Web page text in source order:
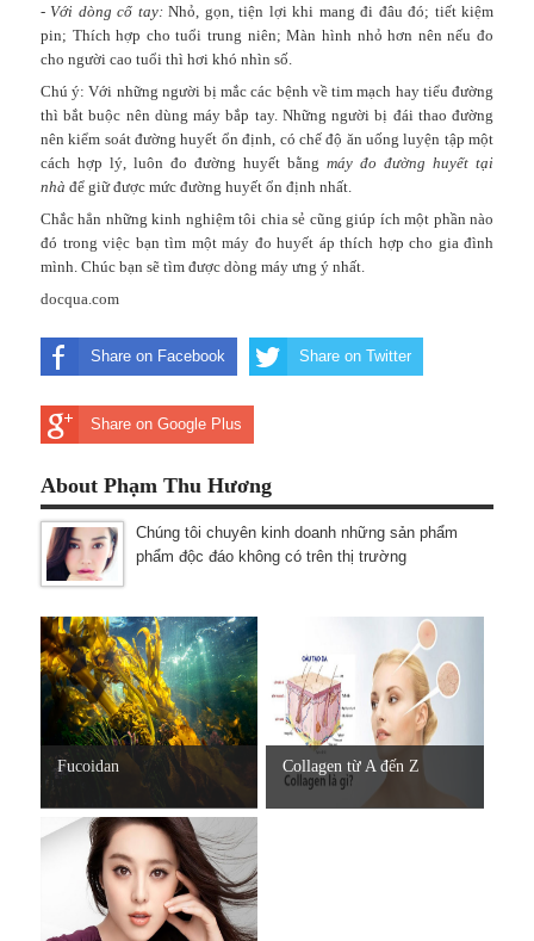
- Với dòng cổ tay:Nhỏ, gọn, tiện lợi khi mang đi đâu đó; tiết kiệm
pin; Thích hợp cho tuổi trung niên; Màn hình nhỏ hơn nên nếu đo
cho người cao tuổi thì hơi khó nhìn số.
Chú ý: Với những người bị mắc các bệnh về tim mạch hay tiểu đường
thì bắt buộc nên dùng máy bắp tay. Những người bị đái thao đường
nên kiểm soát đường huyết ổn định, có chế độ ăn uống luyện tập một
cách hợp lý, luôn đo đường huyết bằng máy đo đường huyết tại
nhà để giữ được mức đường huyết ổn định nhất.
Chắc hẳn những kinh nghiệm tôi chia sẻ cũng giúp ích một phần nào
đó trong việc bạn tìm một máy đo huyết áp thích hợp cho gia đình
mình. Chúc bạn sẽ tìm được dòng máy ưng ý nhất.
docqua.com
Share on Facebook Share on Twitter
Share on Google Plus
About Phạm Thu Hương
Chúng tôi chuyên kinh doanh những sản phẩm
phẩm độc đáo không có trên thị trường
Fucoidan Collagen từ A đến Z